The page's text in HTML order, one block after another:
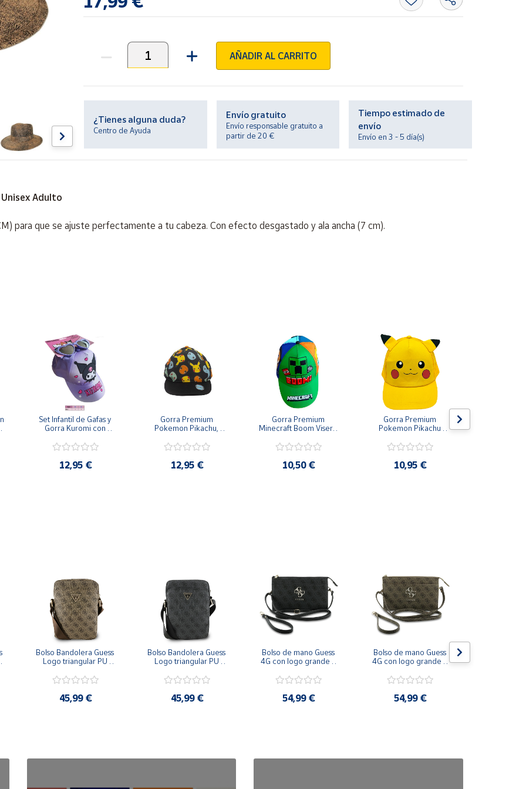
Unidades AÑADIR AL CARRITO
¿Tienes alguna duda?
Centro de Ayuda
Envío gratuito
Envío responsable gratuito a
partir de 20 €
Tiempo estimado de
envío
Envío en 3 - 5 día(s)
Adulto
para que se ajuste perfectamente a tu cabeza. Con efecto desgastado y ala ancha (7 cm).
estilo en su vida
Set Infantil de Gafas y
Gorra Kuromi con
52-54
12,95 €
Gorra Premium
Pokemon Pikachu,
12,95 €
Gorra Premium
Minecraft Boom Visera
10,50 €
Gorra Premium
Pokemon Pikachu
10,95 €
Bolso Bandolera Guess
Logo triangular PU
23x17x5 cm
45,99 €
Bolso Bandolera Guess
Logo triangular PU
23x17x5 cm
45,99 €
Bolso de mano Guess
4G con logo grande y
54,99 €
Bolso de mano Guess
4G con logo grande y
54,99 €